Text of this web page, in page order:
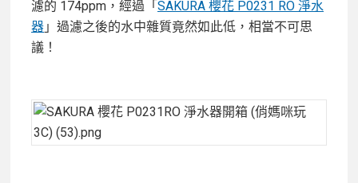
濾的 174ppm，經過「 SAKURA 櫻花 P0231 RO 淨水
器 」過濾之後的水中雜質竟然如此低，相當不可思
議！